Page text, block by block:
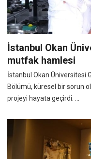
İstanbul Okan
mutfak hamlesi
İstanbul Okan Üniversitesi
Bölümü, küresel bir sorun
projeyi hayata geçirdi. ...